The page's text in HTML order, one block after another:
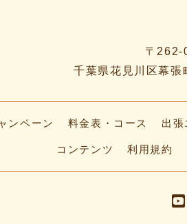
〒262-
千葉県花見川区幕
ンペーン 料金表・コース 出張
コンテンツ 利用規約